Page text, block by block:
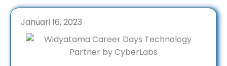
Januari 16, 2023